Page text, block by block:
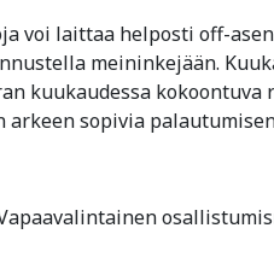
voi laittaa helposti off-
meininkejään.
kuukaudessa kokoontuva
sopivia